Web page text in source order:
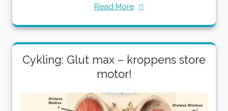
Read More
Cykling: Glut max – kroppens store
motor!